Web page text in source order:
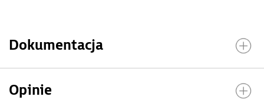
Dokumentacja
Opinie